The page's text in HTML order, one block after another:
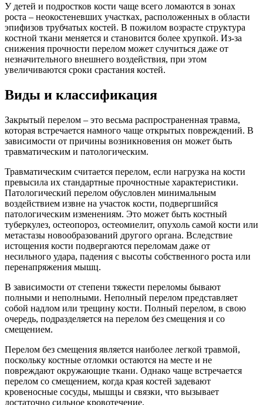
У детей и подростков кости чаще всего ломаются в зонах
роста – неокостеневших участках, расположенных в области
эпифизов трубчатых костей. В пожилом возрасте структура
костной ткани меняется и становится более хрупкой. Из-за
снижения прочности перелом может случиться даже от
незначительного внешнего воздействия, при этом
увеличиваются сроки срастания костей.
Виды и классификация
Закрытый перелом – это весьма распространенная травма,
которая встречается намного чаще открытых повреждений. В
зависимости от причины возникновения он может быть
травматическим и патологическим.
Травматическим считается перелом, если нагрузка на кости
превысила их стандартные прочностные характеристики.
Патологический перелом обусловлен минимальным
воздействием извне на участок кости, подвергшийся
патологическим изменениям. Это может быть костный
туберкулез, остеопороз, остеомиелит, опухоль самой кости или
метастазы новообразований другого органа. Вследствие
истощения кости подвергаются переломам даже от
несильного удара, падения с высоты собственного роста или
перенапряжения мышц.
В зависимости от степени тяжести переломы бывают
полными и неполными. Неполный перелом представляет
собой надлом или трещину кости. Полный перелом, в свою
очередь, подразделяется на перелом без смещения и со
смещением.
Перелом без смещения является наиболее легкой травмой,
поскольку костные отломки остаются на месте и не
повреждают окружающие ткани. Однако чаще встречается
перелом со смещением, когда края костей задевают
кровеносные сосуды, мышцы и связки, что вызывает
достаточно сильное кровотечение.